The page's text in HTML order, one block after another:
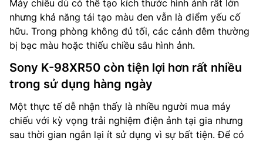
Máy chiếu dù có thể tạo kích thước hình ảnh rất lớn
nhưng khả năng tái tạo màu đen vẫn là điểm yếu cố
hữu. Trong phòng không đủ tối, các cảnh đêm thường
bị bạc màu hoặc thiếu chiều sâu hình ảnh.
Sony K-98XR50 còn tiện lợi hơn rất nhiều
trong sử dụng hàng ngày
Một thực tế dễ nhận thấy là nhiều người mua máy
chiếu với kỳ vọng trải nghiệm điện ảnh tại gia nhưng
sau thời gian ngắn lại ít sử dụng vì sự bất tiện. Để có